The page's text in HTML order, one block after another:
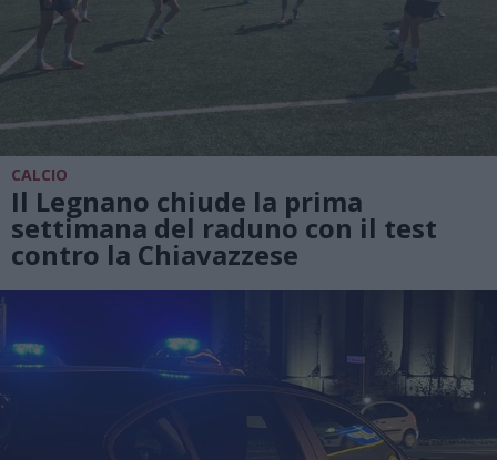
CALCIO
Il Legnano chiude la prima
settimana del raduno con il test
contro la Chiavazzese